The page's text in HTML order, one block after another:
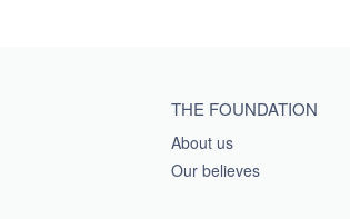
Main
THE FOUNDATION
About us
Our believes